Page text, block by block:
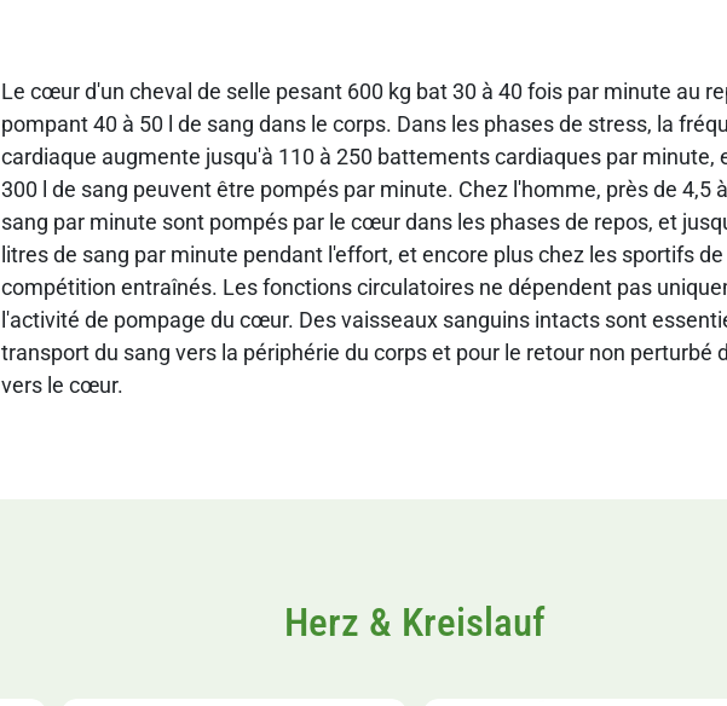
Le cœur d'un cheval de selle pesant 600 kg bat 30 à 40 fois par minute au
pompant 40 à 50 l de sang dans le corps. Dans les phases de stress, la
cardiaque augmente jusqu'à 110 à 250 battements cardiaques par minute,
300 l de sang peuvent être pompés par minute. Chez l'homme, près de 4,5
sang par minute sont pompés par le cœur dans les phases de repos, et
litres de sang par minute pendant l'effort, et encore plus chez les sportifs de
compétition entraînés. Les fonctions circulatoires ne dépendent pas
l'activité de pompage du cœur. Des vaisseaux sanguins intacts sont
transport du sang vers la périphérie du corps et pour le retour non perturbé
vers le cœur.
Herz & Kreislauf